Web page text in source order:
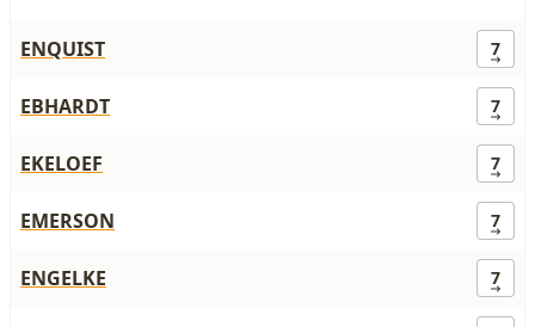
ENQUIST 7
EBHARDT 7
EKELOEF 7
EMERSON 7
ENGELKE 7